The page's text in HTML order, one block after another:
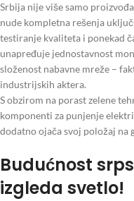
Srbija nije više samo
nude kompletna rešenja
testiranje kvaliteta i ponekad
unapređuje jednostavnost
složenost nabavne mreže –
industrijskih aktera.
S obzirom na porast zelene
komponenti za punjenje
dodatno ojača svoj položaj na
Budućnost
izgleda svetlo!